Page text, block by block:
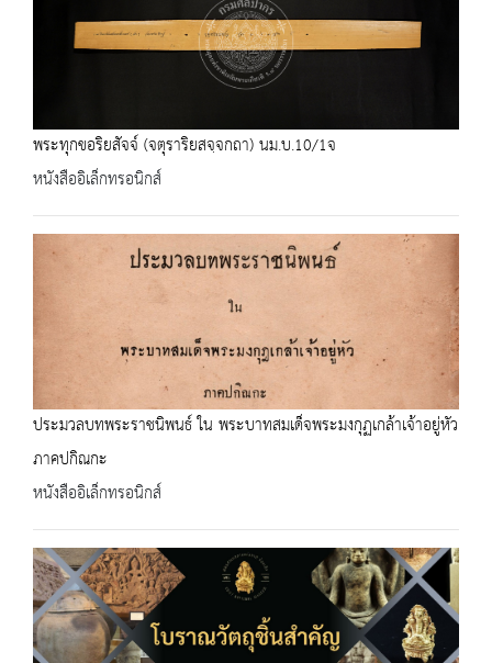
พระทุกขอริยสัจจ์ (จตุราริยสจฺจกถา) นม.บ.10/1จ
หนังสืออิเล็กทรอนิกส์
ประมวลบทพระราชนิพนธ์ ใน พระบาทสมเด็จพระมงกุฏเกล้าเจ้าอยู่หัว
ภาคปกิณกะ
หนังสืออิเล็กทรอนิกส์